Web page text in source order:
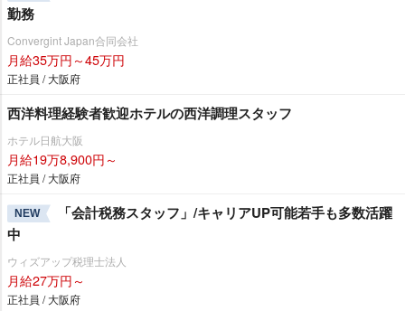
勤務
Convergint Japan合同会社
月給35万円～45万円
正社員 / 大阪府
西洋料理経験者歓迎ホテルの西洋調理スタッフ
ホテル日航大阪
月給19万8,900円～
正社員 / 大阪府
NEW
「会計税務スタッフ」/キャリアUP可能若手も多数活躍
中
ウィズアップ税理士法人
月給27万円～
正社員 / 大阪府